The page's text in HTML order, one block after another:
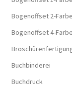
Bogenoffset 2-
Bogenoffset 4-
Buchbinderei
Buchdruck